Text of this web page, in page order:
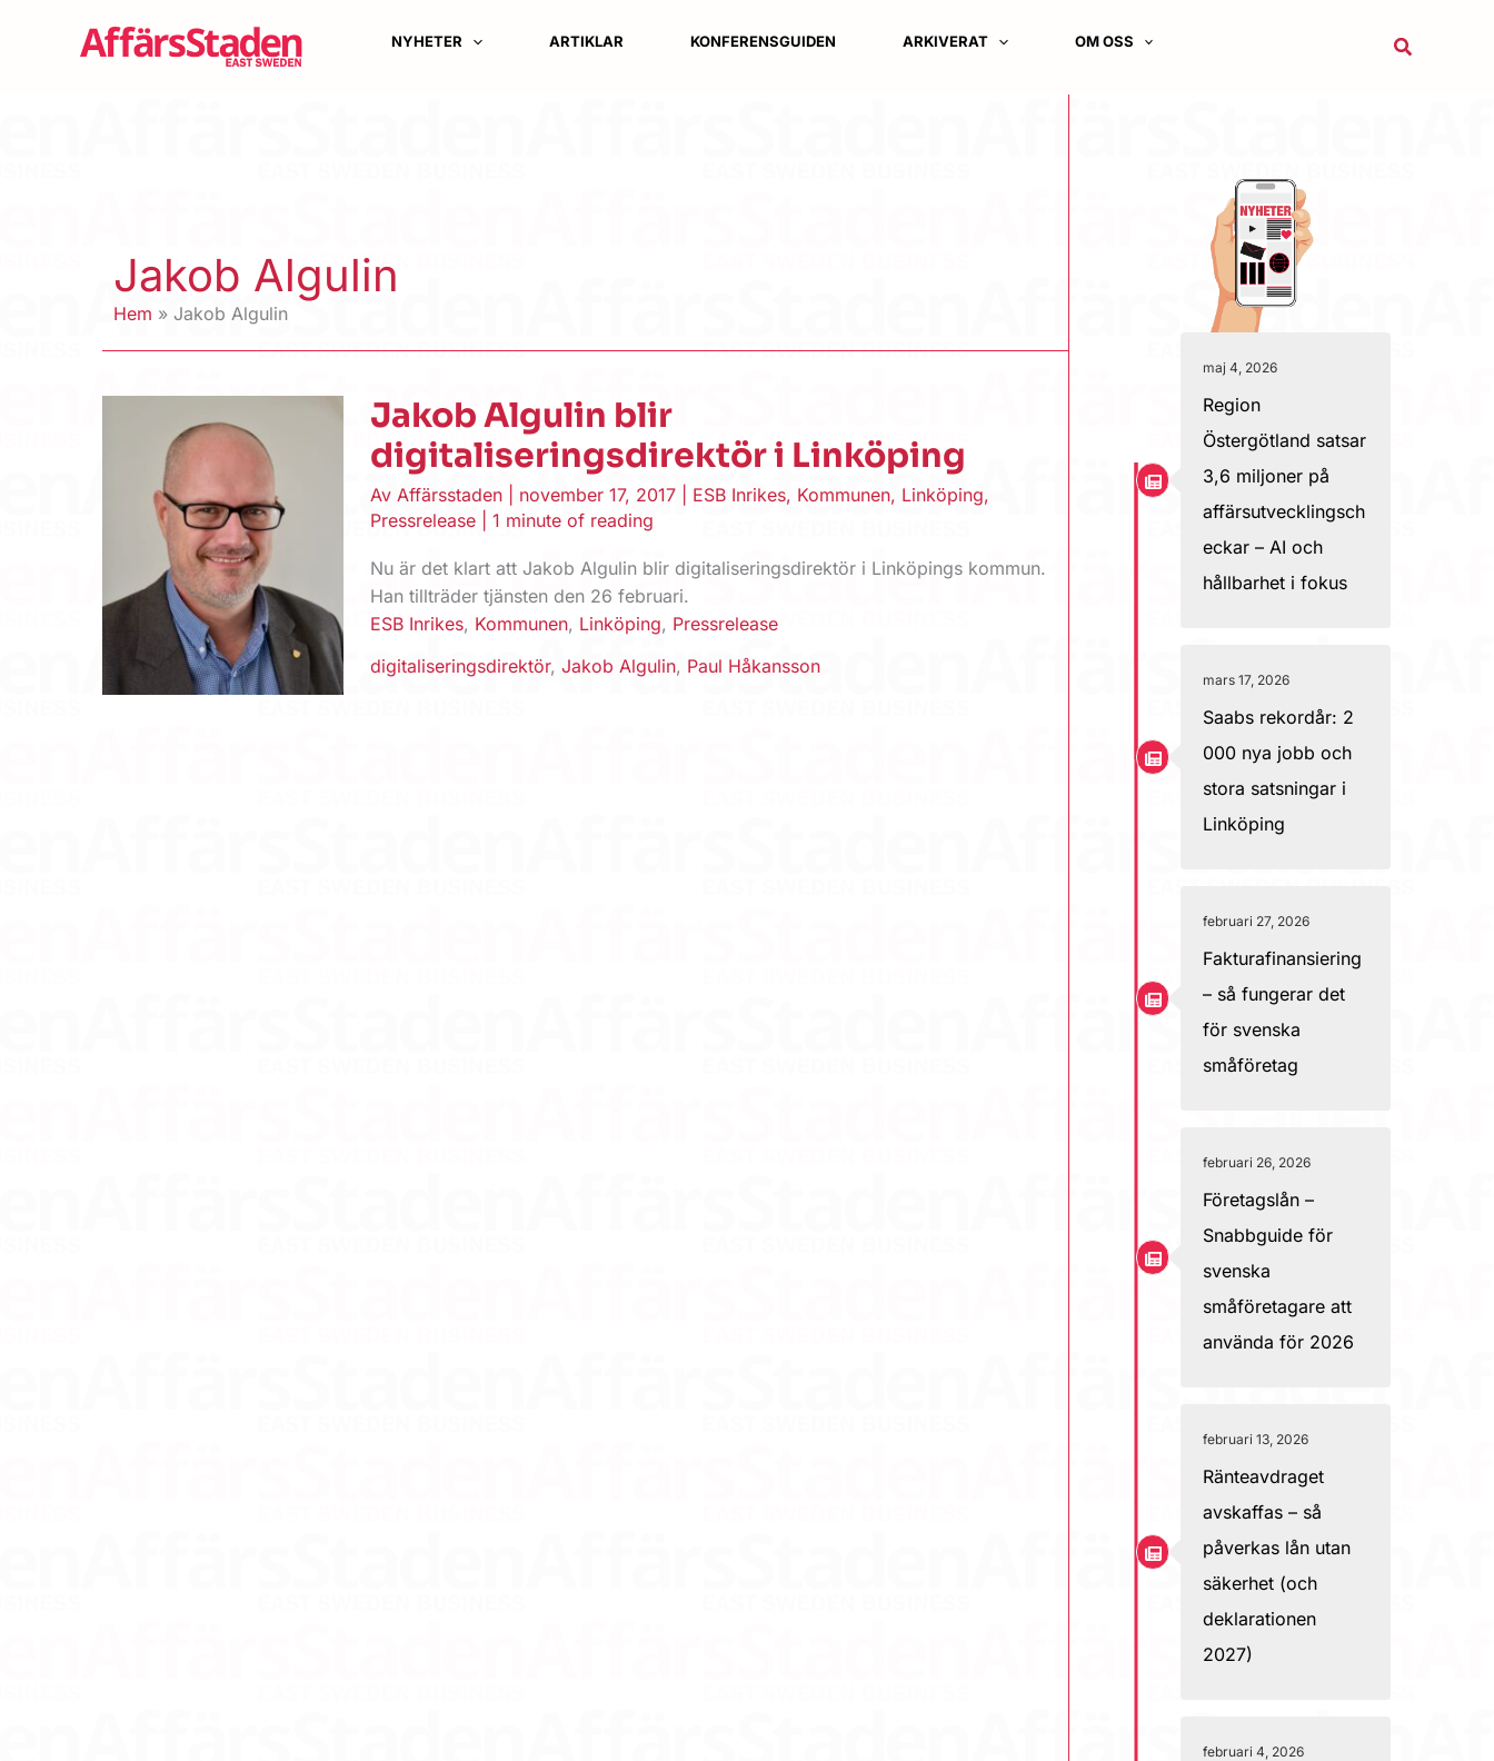
NYHETER ARTIKLAR KONFERENSGUIDEN ARKIVERAT OM OSS Sök
Jakob Algulin
Hem Jakob Algulin
Jakob Algulin blir
digitaliseringsdirektör i Linköping
AvAffärsstaden november 17, 2017 ESB Inrikes, Kommunen, Linköping,
Pressrelease |1 minute of reading
Nu är det klart att Jakob Algulin blir digitaliseringsdirektör i Linköpings kommun.
Han tillträder tjänsten den 26 februari.
ESB Inrikes, Kommunen, Linköping, Pressrelease
digitaliseringsdirektör,Jakob Algulin, Paul Håkansson
maj 4, 2026
Region
Östergötland satsar
3,6 miljoner på
affärsutvecklingsch
eckar – AI och
hållbarhet i fokus
mars 17, 2026
Saabs rekordår: 2
000 nya jobb och
stora satsningar i
Linköping
februari 27, 2026
Fakturafinansiering
– så fungerar det
för svenska
småföretag
februari 26, 2026
Företagslån –
Snabbguide för
svenska
småföretagare att
använda för 2026
februari 13, 2026
Ränteavdraget
avskaffas – så
påverkas lån utan
säkerhet (och
deklarationen
2027)
februari 4, 2026